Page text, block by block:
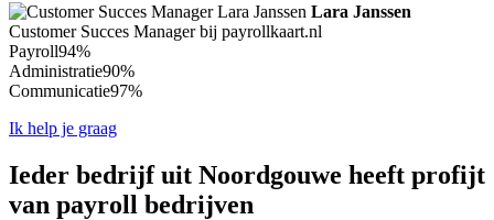
Lara Janssen
Customer Succes Manager bij payrollkaart.nl
Payroll94%
Administratie90%
Communicatie97%
Ik help je graag
Ieder bedrijf uit Noordgouwe heeft profijt
van payroll bedrijven